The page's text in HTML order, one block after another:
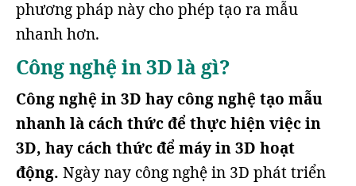
phương pháp này cho phép tạo ra mẫu
nhanh hơn.
Công nghệ in 3D là gì?
Công nghệ in 3D hay công nghệ tạo mẫu
nhanh là cách thức để thực hiện việc in
3D, hay cách thức để máy in 3D hoạt
động. Ngày nay công nghệ in 3D phát triển